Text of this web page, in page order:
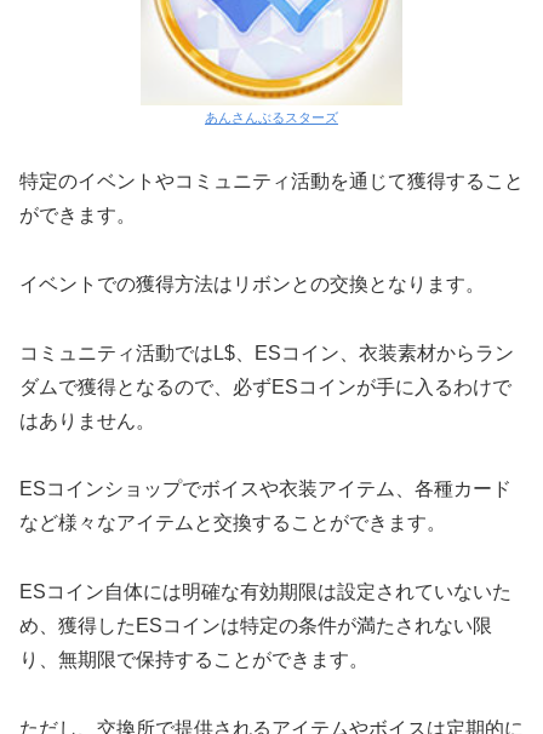
あんさんぶるスターズ
特定のイベントやコミュニティ活動を通じて獲得すること
ができます。
イベントでの獲得方法はリボンとの交換となります。
コミュニティ活動ではL$、ESコイン、衣装素材からラン
ダムで獲得となるので、必ずESコインが手に入るわけで
はありません。
ESコインショップでボイスや衣装アイテム、各種カード
など様々なアイテムと交換することができます。
ESコイン自体には明確な有効期限は設定されていないた
め、獲得したESコインは特定の条件が満たされない限
り、無期限で保持することができます。
ただし、交換所で提供されるアイテムやボイスは定期的に